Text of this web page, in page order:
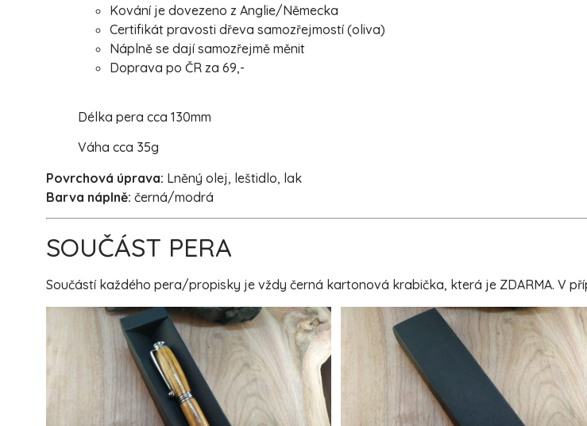
Kování je dovezeno z Anglie/Německa
Certifikát pravosti dřeva samozřejmostí (oliva)
Náplně se dají samozřejmě měnit
Doprava po ČR za 69,-
Délka pera cca 130mm
Váha cca 35g
Povrchová úprava: Lněný olej, leštidlo, lak
Barva náplně: černá/modrá
SOUČÁST PERA
Součástí každého pera/propisky je vždy černá kartonová krabička, která je ZDARMA. V